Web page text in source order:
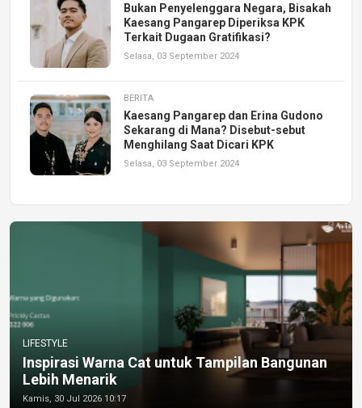
Bukan Penyelenggara Negara, Bisakah
Kaesang Pangarep Diperiksa KPK
Terkait Dugaan Gratifikasi?
Selasa, 03 September 2024
BERITA
Kaesang Pangarep dan Erina Gudono
Sekarang di Mana? Disebut-sebut
Menghilang Saat Dicari KPK
Selasa, 03 September 2024
LIFESTYLE
Inspirasi Warna Cat untuk Tampilan Bangunan
Lebih Menarik
Kamis, 30 Jul 2026 10:17